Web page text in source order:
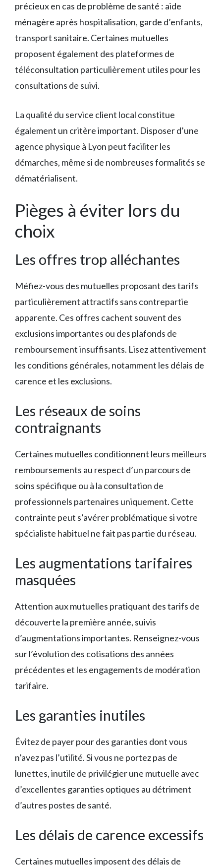
précieux en cas de problème de santé : aide
ménagère après hospitalisation, garde d’enfants,
transport sanitaire. Certaines mutuelles
proposent également des plateformes de
téléconsultation particulièrement utiles pour les
consultations de suivi.
La qualité du service client local constitue
également un critère important. Disposer d’une
agence physique à Lyon peut faciliter les
démarches, même si de nombreuses formalités se
dématérialisent.
Pièges à éviter lors du
choix
Les offres trop alléchantes
Méfiez-vous des mutuelles proposant des tarifs
particulièrement attractifs sans contrepartie
apparente. Ces offres cachent souvent des
exclusions importantes ou des plafonds de
remboursement insuffisants. Lisez attentivement
les conditions générales, notamment les délais de
carence et les exclusions.
Les réseaux de soins
contraignants
Certaines mutuelles conditionnent leurs meilleurs
remboursements au respect d’un parcours de
soins spécifique ou à la consultation de
professionnels partenaires uniquement. Cette
contrainte peut s’avérer problématique si votre
spécialiste habituel ne fait pas partie du réseau.
Les augmentations tarifaires
masquées
Attention aux mutuelles pratiquant des tarifs de
découverte la première année, suivis
d’augmentations importantes. Renseignez-vous
sur l’évolution des cotisations des années
précédentes et les engagements de modération
tarifaire.
Les garanties inutiles
Évitez de payer pour des garanties dont vous
n’avez pas l’utilité. Si vous ne portez pas de
lunettes, inutile de privilégier une mutuelle avec
d’excellentes garanties optiques au détriment
d’autres postes de santé.
Les délais de carence excessifs
Certaines mutuelles imposent des délais de